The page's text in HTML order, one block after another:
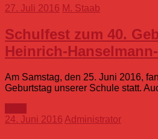
27. Juli 2016 M. Staab
Schulfest zum 40.
Heinrich-
Am Samstag, den 25. Juni 2016,
Geburtstag unserer Schule statt.
24. Juni 2016 Administrator